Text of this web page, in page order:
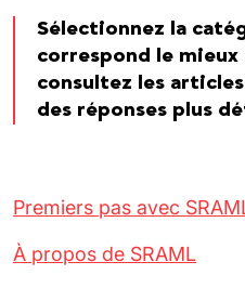
Sélectionnez la
correspond le
consultez les
des réponses plus
Premiers pas avec
À propos de SRAML